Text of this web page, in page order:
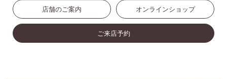
店舗のご案内 オンラインショップ
ご来店予約